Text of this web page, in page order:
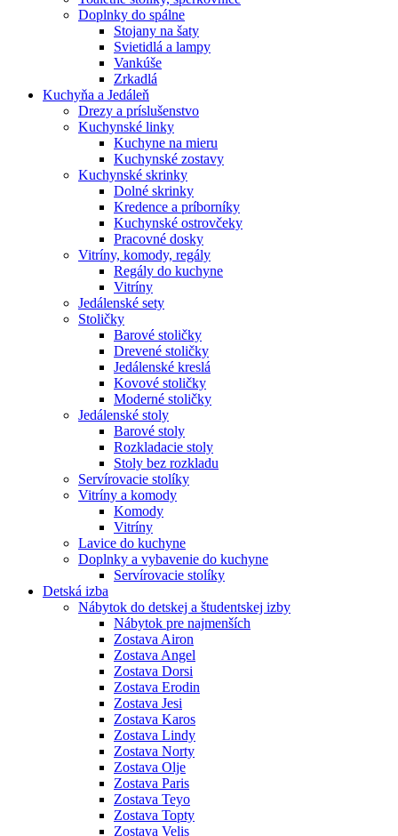
Doplnky do spálne
Stojany na šaty
Svietidlá a lampy
Vankúše
Zrkadlá
Kuchyňa a Jedáleň
Drezy a príslušenstvo
Kuchynské linky
Kuchyne na mieru
Kuchynské zostavy
Kuchynské skrinky
Dolné skrinky
Kredence a príborníky
Kuchynské ostrovčeky
Pracovné dosky
Vitríny, komody, regály
Regály do kuchyne
Vitríny
Jedálenské sety
Stoličky
Barové stoličky
Drevené stoličky
Jedálenské kreslá
Kovové stoličky
Moderné stoličky
Jedálenské stoly
Barové stoly
Rozkladacie stoly
Stoly bez rozkladu
Servírovacie stolíky
Vitríny a komody
Komody
Vitríny
Lavice do kuchyne
Doplnky a vybavenie do kuchyne
Servírovacie stolíky
Detská izba
Nábytok do detskej a študentskej izby
Nábytok pre najmenších
Zostava Airon
Zostava Angel
Zostava Dorsi
Zostava Erodin
Zostava Jesi
Zostava Karos
Zostava Lindy
Zostava Norty
Zostava Olje
Zostava Paris
Zostava Teyo
Zostava Topty
Zostava Velis